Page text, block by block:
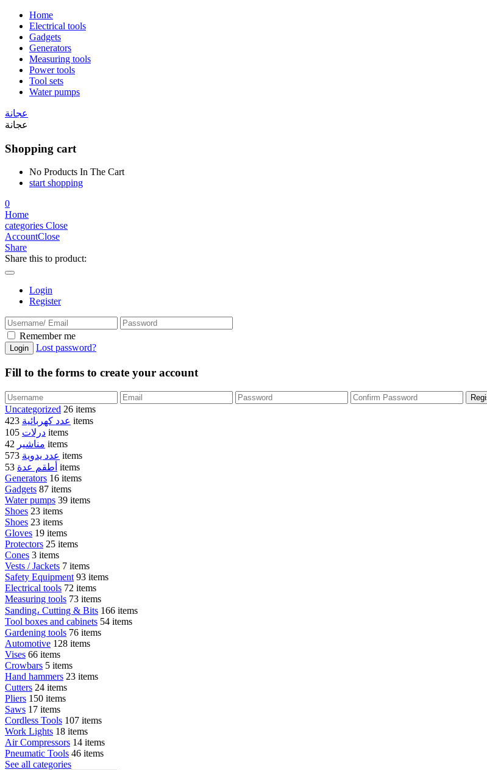
Home
Electrical tools
Gadgets
Generators
Measuring tools
Power tools
Tool sets
Water pumps
عجانة
عجانة
Shopping cart
No Products In The Cart
start shopping
0
Home
categories Close
AccountClose
Share
Share this to product:
Login
Register
Remember me
Lost password?
Fill to the forms to create your account
Uncategorized 26 items
عدد كهربائية 423 items
درلات 105 items
مناشير 42 items
عدد يدوية 573 items
أطقم عدة 53 items
Generators 16 items
Gadgets 87 items
Water pumps 39 items
Shoes 23 items
Shoes 23 items
Gloves 19 items
Protectors 25 items
Cones 3 items
Vests / Jackets 7 items
Safety Equipment 93 items
Electrical tools 72 items
Measuring tools 73 items
Sanding، Cutting & Bits 166 items
Tool boxes and cabinets 54 items
Gardening tools 76 items
Automotive 128 items
Vises 66 items
Crowbars 5 items
Hand hammers 23 items
Cutters 24 items
Pliers 150 items
Saws 17 items
Cordless Tools 107 items
Work Lights 18 items
Air Compressors 14 items
Pneumatic Tools 46 items
See all categories